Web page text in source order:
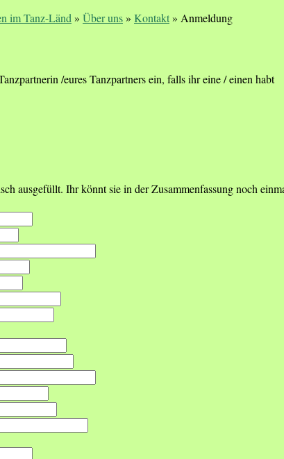
im Tanz-Länd » Über uns» Kontakt» Anmeldung
/eures Tanzpartners ein, falls ihr eine / einen habt
ausgefüllt. Ihr könnt sie in der Zusammenfassung noch